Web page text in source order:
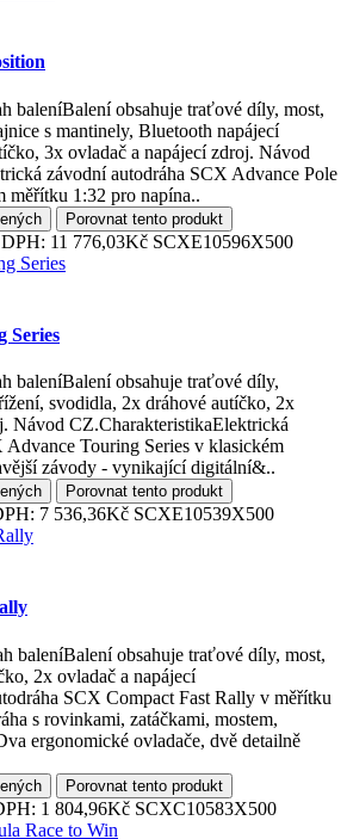
baleníBalení obsahuje traťové díly, most,
s mantinely, Bluetooth napájecí
3x ovladač a napájecí zdroj. Návod
závodní autodráha SCX Advance Pole
měřítku 1:32 pro napína..
Porovnat tento produkt
11 776,03Kč SCXE10596X500
Series
baleníBalení obsahuje traťové díly,
svodidla, 2x dráhové autíčko, 2x
Návod CZ.CharakteristikaElektrická
Advance Touring Series v klasickém
závody - vynikající digitální&..
Porovnat tento produkt
7 536,36Kč SCXE10539X500
baleníBalení obsahuje traťové díly, most,
2x ovladač a napájecí
SCX Compact Fast Rally v měřítku
s rovinkami, zatáčkami, mostem,
ergonomické ovladače, dvě detailně
Porovnat tento produkt
1 804,96Kč SCXC10583X500